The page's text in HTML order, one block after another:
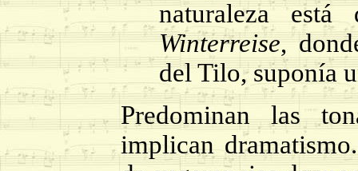
naturaleza
Winterreise,
del Tilo, suponía
Predominan las
implican